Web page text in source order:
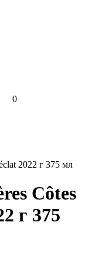
0
2022 г 375 мл
Côtes
г 375